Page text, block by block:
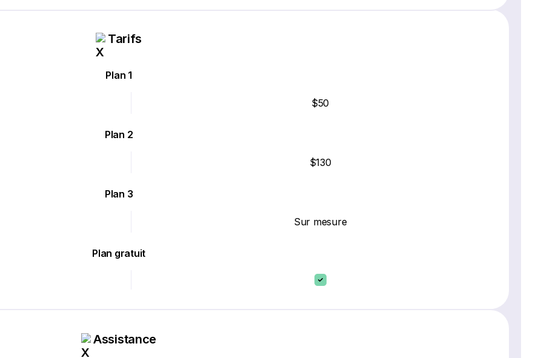
Tarifs
Plan 1
$50
Plan 2
$130
Plan 3
Sur mesure
Plan gratuit
Assistance